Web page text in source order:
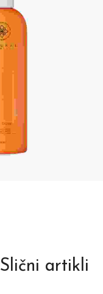
Slični artikli